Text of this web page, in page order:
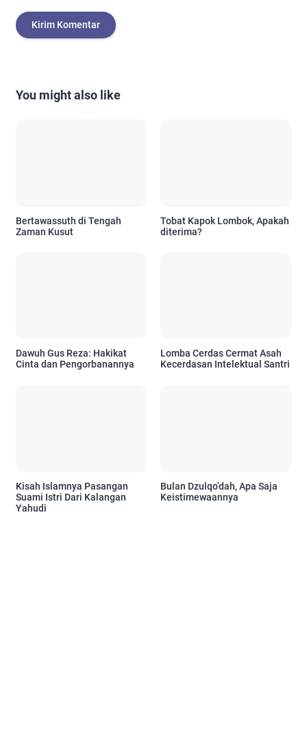
You might also like
Bertawassuth di Tengah
Zaman Kusut
Tobat Kapok Lombok, Apakah
diterima?
Dawuh Gus Reza: Hakikat
Cinta dan Pengorbanannya
Lomba Cerdas Cermat Asah
Kecerdasan Intelektual Santri
Kisah Islamnya Pasangan
Suami Istri Dari Kalangan
Yahudi
Bulan Dzulqo’dah, Apa Saja
Keistimewaannya